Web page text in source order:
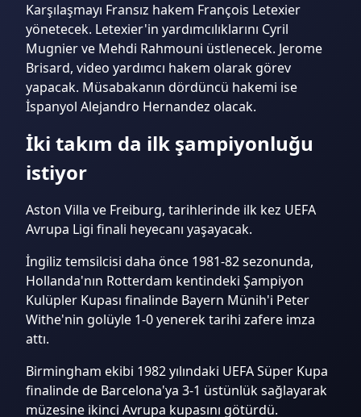
Karşılaşmayı Fransız hakem François Letexier
yönetecek. Letexier'in yardımcılıklarını Cyril
Mugnier ve Mehdi Rahmouni üstlenecek. Jerome
Brisard, video yardımcı hakem olarak görev
yapacak. Müsabakanın dördüncü hakemi ise
İspanyol Alejandro Hernandez olacak.
İki takım da ilk şampiyonluğu
istiyor
Aston Villa ve Freiburg, tarihlerinde ilk kez UEFA
Avrupa Ligi finali heyecanı yaşayacak.
İngiliz temsilcisi daha önce 1981-82 sezonunda,
Hollanda'nın Rotterdam kentindeki Şampiyon
Kulüpler Kupası finalinde Bayern Münih'i Peter
Withe'nin golüyle 1-0 yenerek tarihi zafere imza
attı.
Birmingham ekibi 1982 yılındaki UEFA Süper Kupa
finalinde de Barcelona'ya 3-1 üstünlük sağlayarak
müzesine ikinci Avrupa kupasını götürdü.